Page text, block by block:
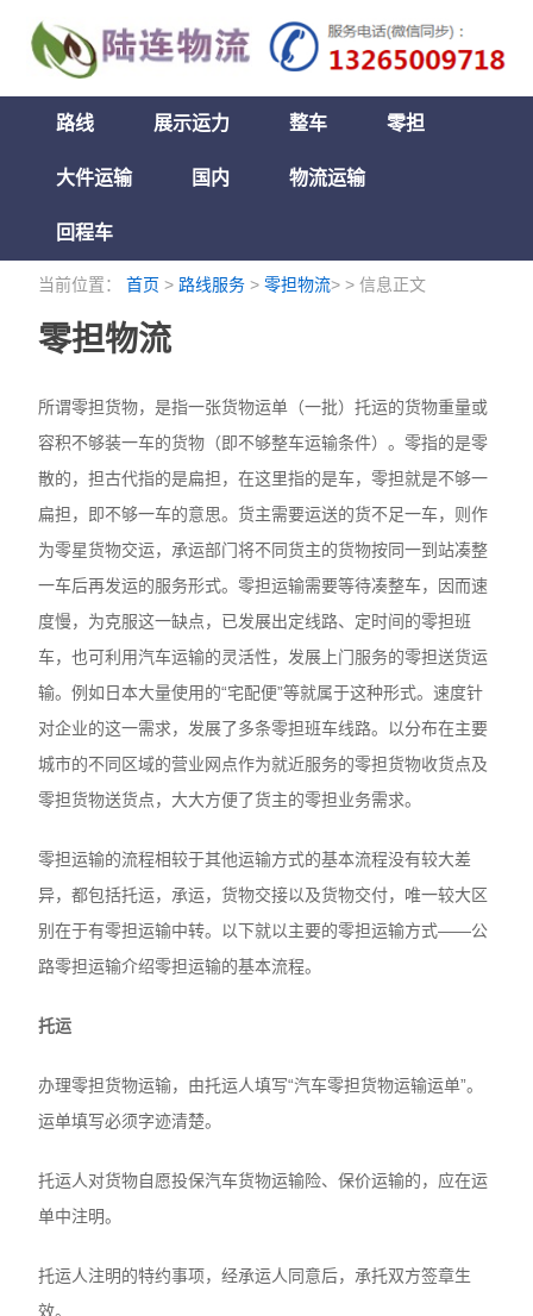
路线 展示运力 整车 零担
大件运输 国内 物流运输
回程车
当前位置：首页 > 路线服务 >零担物流> > 信息正文
零担物流
所谓零担货物，是指一张货物运单（一批）托运的货物重量或
容积不够装一车的货物（即不够整车运输条件）。零指的是零
散的，担古代指的是扁担，在这里指的是车，零担就是不够一
扁担，即不够一车的意思。货主需要运送的货不足一车，则作
为零星货物交运，承运部门将不同货主的货物按同一到站凑整
一车后再发运的服务形式。零担运输需要等待凑整车，因而速
度慢，为克服这一缺点，已发展出定线路、定时间的零担班
车，也可利用汽车运输的灵活性，发展上门服务的零担送货运
输。例如日本大量使用的“宅配便”等就属于这种形式。速度针
对企业的这一需求，发展了多条零担班车线路。以分布在主要
城市的不同区域的营业网点作为就近服务的零担货物收货点及
零担货物送货点，大大方便了货主的零担业务需求。
零担运输的流程相较于其他运输方式的基本流程没有较大差
异，都包括托运，承运，货物交接以及货物交付，唯一较大区
别在于有零担运输中转。以下就以主要的零担运输方式——公
路零担运输介绍零担运输的基本流程。
托运
办理零担货物运输，由托运人填写“汽车零担货物运输运单”。
运单填写必须字迹清楚。
托运人对货物自愿投保汽车货物运输险、保价运输的，应在运
单中注明。
托运人注明的特约事项，经承运人同意后，承托双方签章生
效。